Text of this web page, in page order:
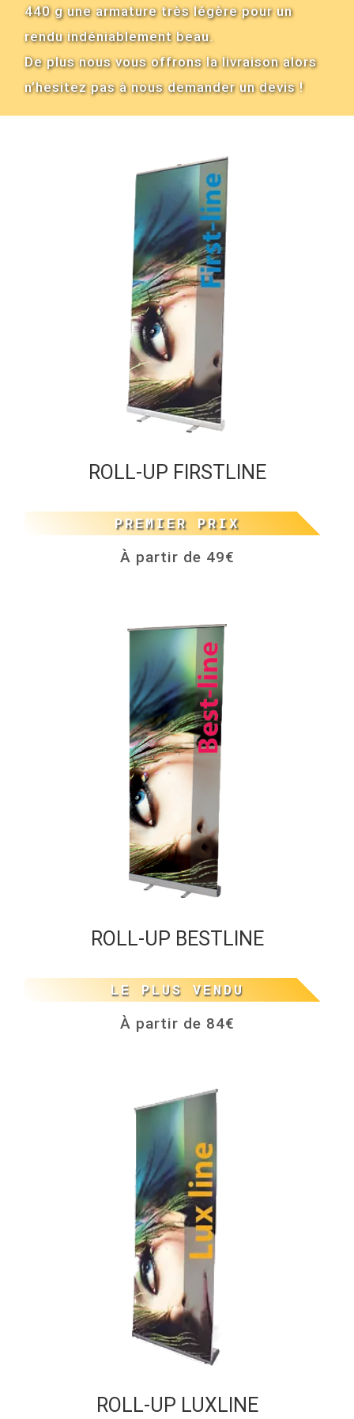
440 g une armature très légère pour un
rendu indéniablement beau.
De plus nous vous offrons la livraison alors
n’hesitez pas à nous demander un devis !
ROLL-UP FIRSTLINE
PREMIER PRIX
À partir de 49€
ROLL-UP BESTLINE
LE PLUS VENDU
À partir de 84€
ROLL-UP LUXLINE